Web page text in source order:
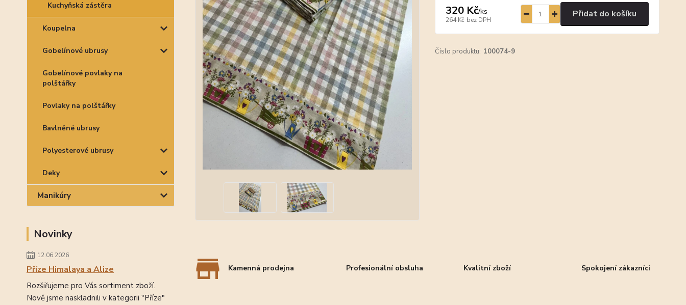
Kuchyňská zástěra
Koupelna
Gobelínové ubrusy
Gobelínové povlaky na
polštářky
Povlaky na polštářky
Bavlněné ubrusy
Polyesterové ubrusy
Deky
Manikúry
Novinky
12.06.2026
Příze Himalaya a Alize
Rozšiřujeme pro Vás sortiment zboží.
Nově jsme naskladnili v kategorii "Příze"
320 Kč/ks
264 Kč bez DPH
Přidat do košíku
Číslo produktu: 100074-9
Kamenná prodejna Profesionální obsluha Kvalitní zboží Spokojení zákazníci